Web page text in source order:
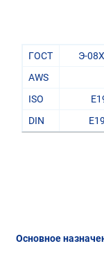
ГОСТ
Э-
AWS
ISO
DIN
Основное